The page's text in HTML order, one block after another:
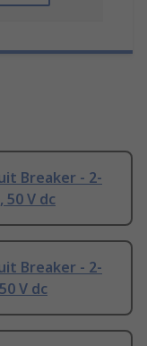
Breaker - 2-
50 V dc
Breaker - 2-
V dc